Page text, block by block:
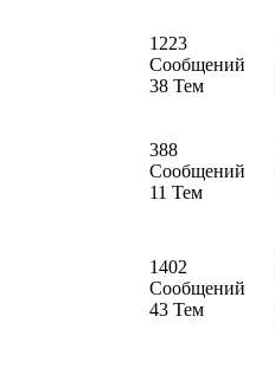
1223
Сообщений
38 Тем
388
Сообщений
11 Тем
1402
Сообщений
43 Тем